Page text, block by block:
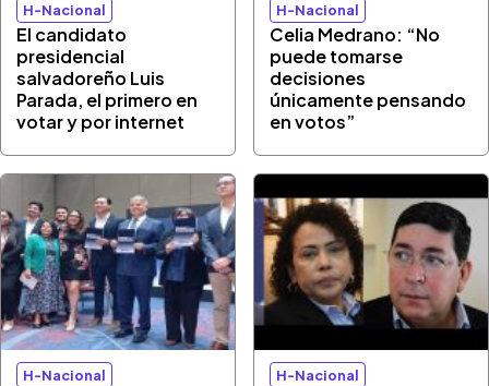
H-Nacional
El candidato
presidencial
salvadoreño Luis
Parada, el primero en
votar y por internet
H-Nacional
Celia Medrano: “No
puede tomarse
decisiones
únicamente pensando
en votos”
H-Nacional H-Nacional